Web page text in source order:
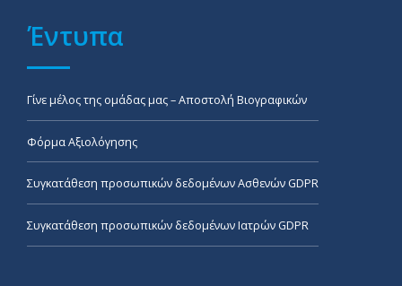
Έντυπα
Γίνε μέλος της ομάδας μας – Αποστολή Βιογραφικών
Φόρμα Αξιολόγησης
Συγκατάθεση προσωπικών δεδομένων Ασθενών GDPR
Συγκατάθεση προσωπικών δεδομένων Ιατρών GDPR